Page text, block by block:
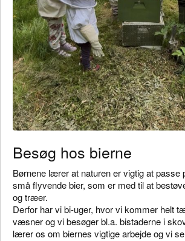
Besøg hos bierne
Børnene lærer at naturen er vigtig at passe
små flyvende bier, som er med til at
og træer.
Derfor har vi bi-uger, hvor vi kommer helt
væsner og vi besøger bl.a. bistaderne i
lærer os om biernes vigtige arbejde og vi